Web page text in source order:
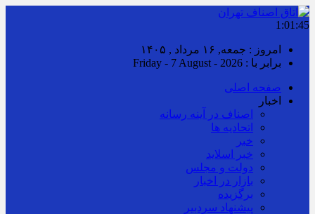
1:01:46
امروز : جمعه, ۱۶ مرداد , ۱۴۰۵
برابر با : Friday - 7 August - 2026
صفحه اصلی
اخبار
اصناف در آینه رسانه
اتحادیه ها
خبر
خبر اسلايد
دولت و مجلس
بازار در اخبار
برگزیده
پیشنهاد سردبیر